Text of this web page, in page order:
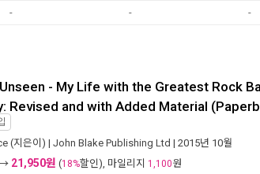
- - -
- My Life with the Greatest Rock
Revised and with Added Material
(지은이) | John Blake Publishing Ltd | 2015년 10월
→ 21,950원 (18%할인), 마일리지 1,100원